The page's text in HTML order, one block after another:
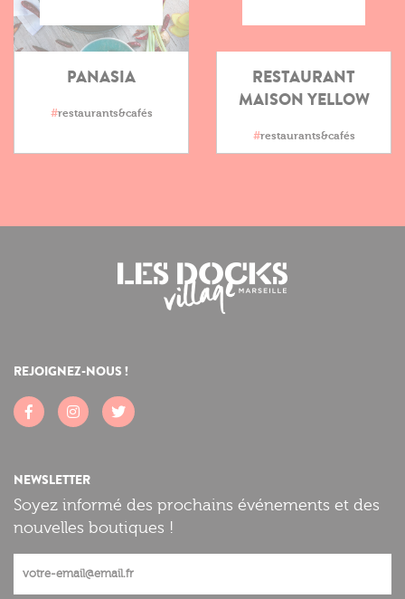
PANASIA
#restaurants&cafés
RESTAURANT
MAISON YELLOW
#restaurants&cafés
REJOIGNEZ-NOUS !
NEWSLETTER
Soyez informé des prochains événements et des
nouvelles boutiques !